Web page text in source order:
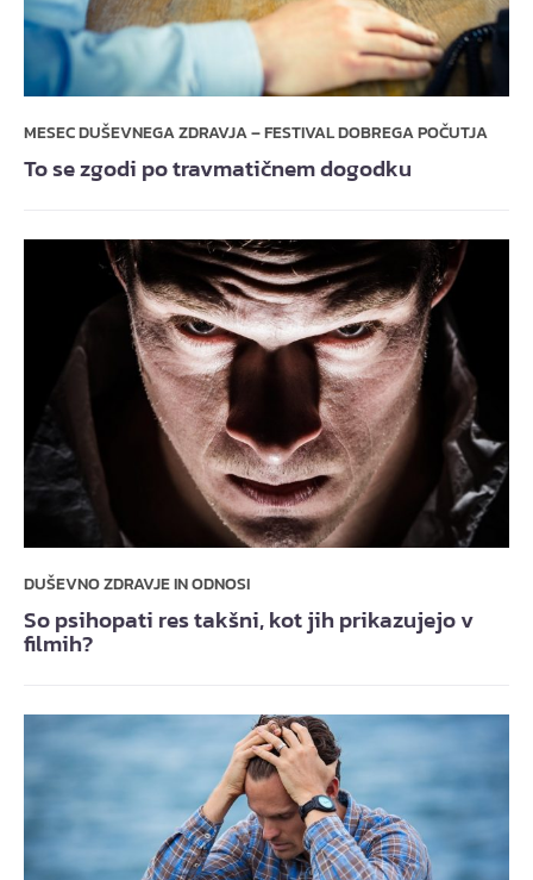
MESEC DUŠEVNEGA ZDRAVJA – FESTIVAL DOBREGA POČUTJA
To se zgodi po travmatičnem dogodku
DUŠEVNO ZDRAVJE IN ODNOSI
So psihopati res takšni, kot jih prikazujejo v
filmih?